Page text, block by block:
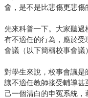
會，是不是比悲傷更悲傷
先來科普一下。大家聽
有不適任的行為，應於
會議（以下簡稱校事會議
對學生來說，校事會議
讓不適任教師接受輔導甚
己一個清白的申冤系統，